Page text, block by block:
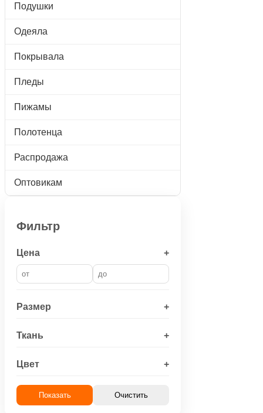
Подушки
Одеяла
Покрывала
Пледы
Пижамы
Полотенца
Распродажа
Оптовикам
Фильтр
Цена +
Размер +
Ткань +
Цвет +
Показать Очистить